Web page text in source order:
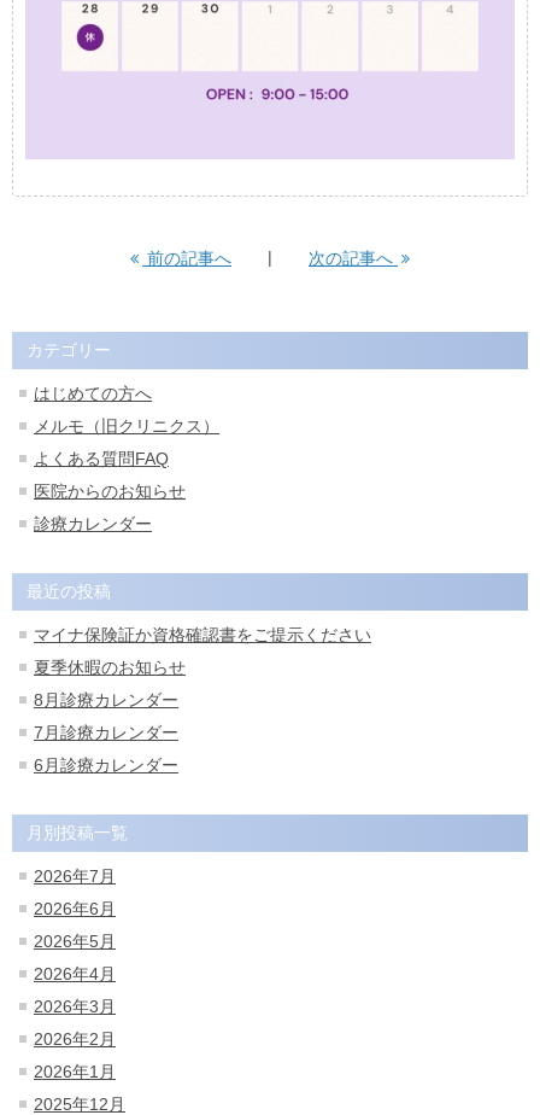
前の記事へ 次の記事へ
カテゴリー
はじめての方へ
メルモ（旧クリニクス）
よくある質問FAQ
医院からのお知らせ
診療カレンダー
最近の投稿
マイナ保険証か資格確認書をご提示ください
夏季休暇のお知らせ
8月診療カレンダー
7月診療カレンダー
6月診療カレンダー
月別投稿一覧
2026年7月
2026年6月
2026年5月
2026年4月
2026年3月
2026年2月
2026年1月
2025年12月